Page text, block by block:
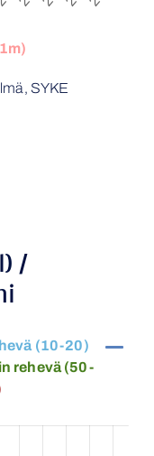
SYKE
/
(10-20)
rehevä (50-